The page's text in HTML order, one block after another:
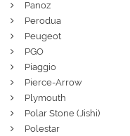
Panoz
Perodua
Peugeot
PGO
Piaggio
Pierce-Arrow
Plymouth
Polar Stone (Jishi)
Polestar